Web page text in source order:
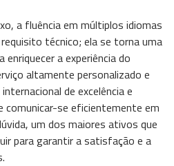
a fluência em múltiplos idiomas
técnico; ela se torna uma
a experiência do
altamente personalizado e
de excelência e
comunicar-se eficientemente em
um dos maiores ativos que
para garantir a satisfação e a